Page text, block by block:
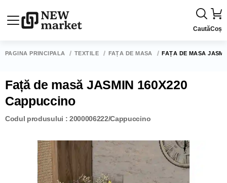
CautăCoș
PAGINA PRINCIPALĂ TEXTILE FAȚĂ DE MASĂ FAȚĂ DE MASĂ
Față de masă JASMIN 160X220
Cappuccino
Codul produsului : 2000006222/Cappuccino